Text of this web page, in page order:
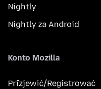
Nightly
Nightly za Android
Konto Mozilla
Přizjewić/Registrować